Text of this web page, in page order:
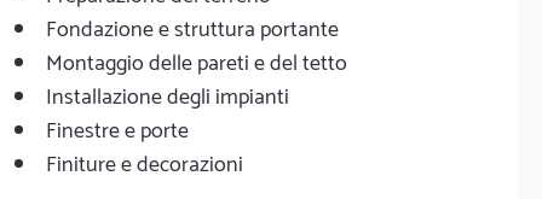
Fondazione e struttura portante
Montaggio delle pareti e del tetto
Installazione degli impianti
Finestre e porte
Finiture e decorazioni